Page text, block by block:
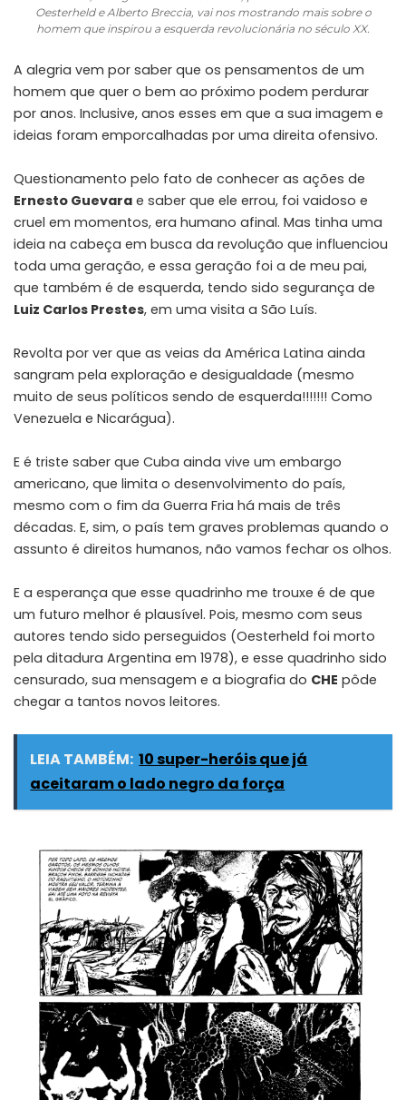
Oesterheld e Alberto Breccia, vai nos mostrando mais sobre o
homem que inspirou a esquerda revolucionária no século XX.
A alegria vem por saber que os pensamentos de um
homem que quer o bem ao próximo podem perdurar
por anos. Inclusive, anos esses em que a sua imagem e
ideias foram emporcalhadas por uma direita ofensivo.
Questionamento pelo fato de conhecer as ações de
Ernesto Guevara e saber que ele errou, foi vaidoso e
cruel em momentos, era humano afinal. Mas tinha uma
ideia na cabeça em busca da revolução que influenciou
toda uma geração, e essa geração foi a de meu pai,
que também é de esquerda, tendo sido segurança de
Luiz Carlos Prestes, em uma visita a São Luís.
Revolta por ver que as veias da América Latina ainda
sangram pela exploração e desigualdade (mesmo
muito de seus políticos sendo de esquerda!!!!!!! Como
Venezuela e Nicarágua).
E é triste saber que Cuba ainda vive um embargo
americano, que limita o desenvolvimento do país,
mesmo com o fim da Guerra Fria há mais de três
décadas. E, sim, o país tem graves problemas quando o
assunto é direitos humanos, não vamos fechar os olhos.
E a esperança que esse quadrinho me trouxe é de que
um futuro melhor é plausível. Pois, mesmo com seus
autores tendo sido perseguidos (Oesterheld foi morto
pela ditadura Argentina em 1978), e esse quadrinho sido
censurado, sua mensagem e a biografia do CHE pôde
chegar a tantos novos leitores.
LEIA TAMBÉM: 10 super-heróis que já
aceitaram o lado negro da força